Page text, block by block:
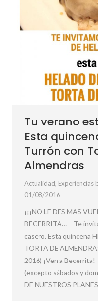
Tu verano
Esta
Turrón con
Almendras
Actualidad, Experiencias
01/08/2016
¡¡¡NO LE DES MAS
BECERRITA… – Te
casero. Esta quincena
TORTA DE
2016) ¡Ven a
(excepto sábados y
DE NUESTROS